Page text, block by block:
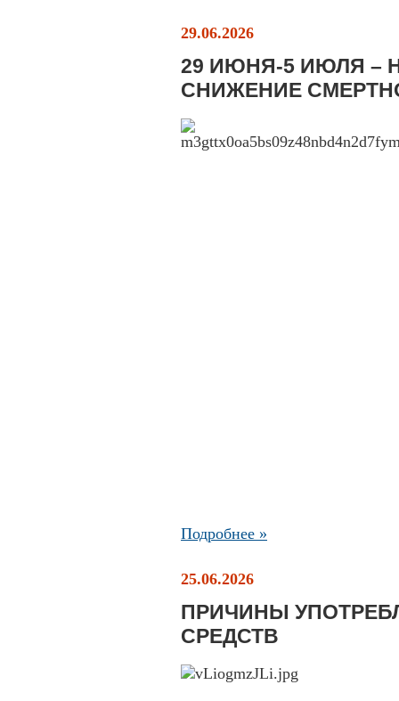
29.06.2026
29 ИЮНЯ-5 ИЮЛЯ –
СНИЖЕНИЕ
Подробнее »
25.06.2026
ПРИЧИНЫ
СРЕДСТВ